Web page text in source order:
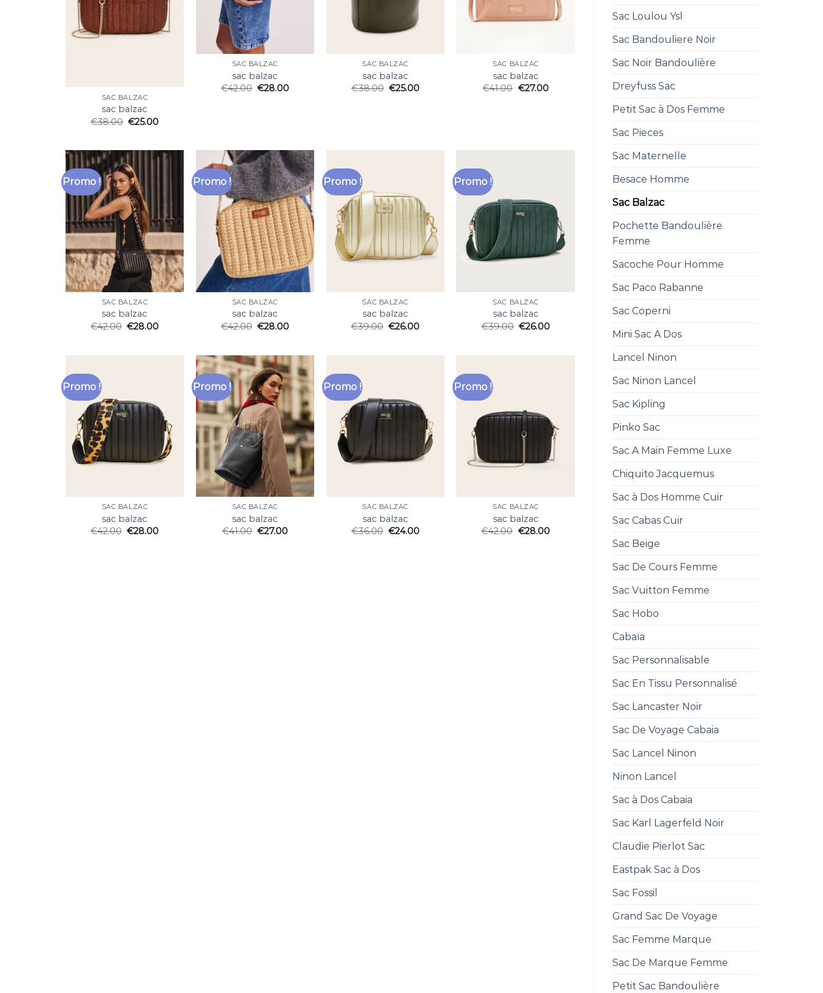
Sac Loulou Ysl
Sac Bandouliere Noir
Sac Noir Bandoulière
Dreyfuss Sac
Petit Sac à Dos Femme
Sac Pieces
Sac Maternelle
Besace Homme
Sac Balzac
Pochette Bandoulière
Femme
Sacoche Pour Homme
Sac Paco Rabanne
Sac Coperni
Mini Sac A Dos
Lancel Ninon
Sac Ninon Lancel
Sac Kipling
Pinko Sac
Sac A Main Femme Luxe
Chiquito Jacquemus
Sac à Dos Homme Cuir
Sac Cabas Cuir
Sac Beige
Sac De Cours Femme
Sac Vuitton Femme
Sac Hobo
Cabaïa
Sac Personnalisable
Sac En Tissu Personnalisé
Sac Lancaster Noir
Sac De Voyage Cabaia
Sac Lancel Ninon
Ninon Lancel
Sac à Dos Cabaia
Sac Karl Lagerfeld Noir
Claudie Pierlot Sac
Eastpak Sac à Dos
Sac Fossil
Grand Sac De Voyage
Sac Femme Marque
Sac De Marque Femme
Petit Sac Bandoulière
SAC BALZAC
sac balzac
€38.00 €25.00
SAC BALZAC
sac balzac
€42.00 €28.00
SAC BALZAC
sac balzac
€38.00 €25.00
SAC BALZAC
sac balzac
€41.00 €27.00
Promo !
SAC BALZAC
sac balzac
€42.00 €28.00
Promo !
SAC BALZAC
sac balzac
€42.00 €28.00
Promo !
SAC BALZAC
sac balzac
€39.00 €26.00
Promo !
SAC BALZAC
sac balzac
€39.00 €26.00
Promo !
SAC BALZAC
sac balzac
€42.00 €28.00
Promo !
SAC BALZAC
sac balzac
€41.00 €27.00
Promo !
SAC BALZAC
sac balzac
€36.00 €24.00
Promo !
SAC BALZAC
sac balzac
€42.00 €28.00